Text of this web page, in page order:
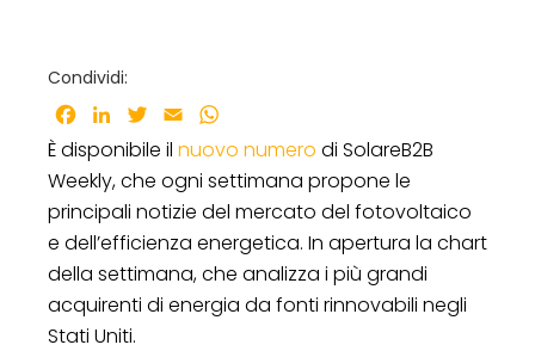
Condividi:
Facebook
LinkedInTwitter
Email
È disponibile il nuovo numero di SolareB2B
Weekly, che ogni settimana propone le
principali notizie del mercato del fotovoltaico
e dell’efficienza energetica. In apertura la chart
della settimana, che analizza i più grandi
acquirenti di energia da fonti rinnovabili negli
Stati Uniti.